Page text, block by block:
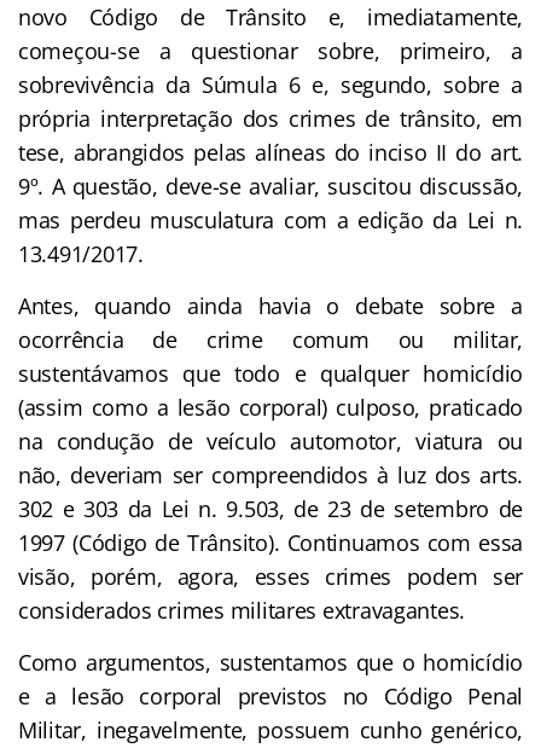
novo Código de Trânsito e, imediatamente,
começou-se a questionar sobre, primeiro, a
sobrevivência da Súmula 6 e, segundo, sobre a
própria interpretação dos crimes de trânsito, em
tese, abrangidos pelas alíneas do inciso II do art.
9º. A questão, deve-se avaliar, suscitou discussão,
mas perdeu musculatura com a edição da Lei n.
13.491/2017.
Antes, quando ainda havia o debate sobre a
ocorrência de crime comum ou militar,
sustentávamos que todo e qualquer homicídio
(assim como a lesão corporal) culposo, praticado
na condução de veículo automotor, viatura ou
não, deveriam ser compreendidos à luz dos arts.
302 e 303 da Lei n. 9.503, de 23 de setembro de
1997 (Código de Trânsito). Continuamos com essa
visão, porém, agora, esses crimes podem ser
considerados crimes militares extravagantes.
Como argumentos, sustentamos que o homicídio
e a lesão corporal previstos no Código Penal
Militar, inegavelmente, possuem cunho genérico,